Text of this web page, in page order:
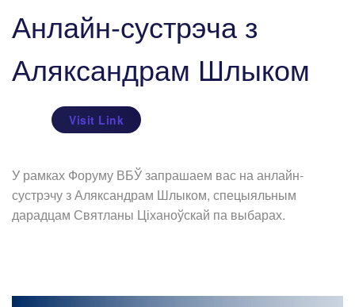
Анлайн-сустрэча з
Аляксандрам Шлыком
Visit Link
У рамках Форуму ВБЎ запрашаем вас на анлайн-
сустрэчу з Аляксандрам Шлыком, спецыяльным
дарадцам Святланы Ціханоўскай па выбарах.